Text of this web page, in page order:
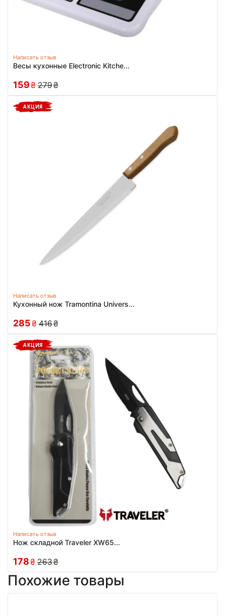
Написать отзыв
Весы кухонные Electronic Kitche...
159₴ 279₴
АКЦИЯ
Написать отзыв
Кухонный нож Tramontina Univers...
285₴ 416₴
АКЦИЯ
Написать отзыв
Нож складной Traveler XW65...
178₴ 263₴
Похожие товары